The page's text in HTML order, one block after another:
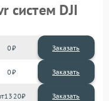
систем DJI
0 Заказать
0 Заказать
1320